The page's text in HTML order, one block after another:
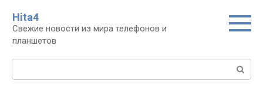
контенту
Нita4
Свежие новости из мира телефонов и
планшетов
Поиск: